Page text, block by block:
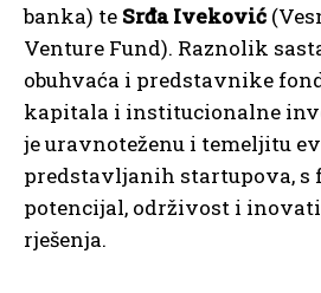
banka) te Srđa Iveković
Venture Fund). Raznolik
obuhvaća i predstavnike
kapitala i institucionalne
je uravnoteženu i temeljitu
predstavljanih startupova, s
potencijal, održivost i
rješenja.